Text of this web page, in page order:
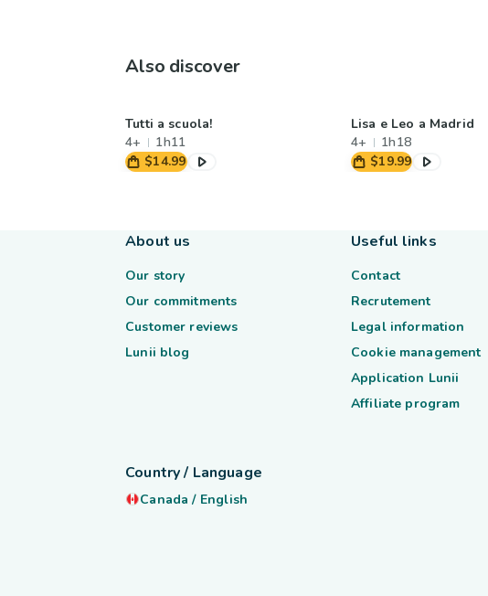
Also discover
Tutti a scuola!
4+
1h11
$14.99
Lisa e Leo a Madrid
4+
1h18
$19.99
About us
Our story
Our commitments
Customer reviews
Lunii blog
Useful links
Contact
Recrutement
Legal information
Cookie management
Application Lunii
Affiliate program
Country / Language
Canada / English